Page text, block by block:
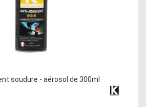
soudure - aérosol de 300ml